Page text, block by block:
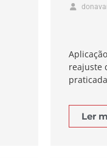
reajuste
Ler